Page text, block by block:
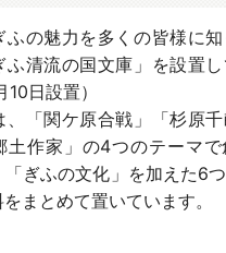
ふの魅力を多くの皆様に
ふ清流の国文庫」を設置
日設置）
、「関ケ原合戦」「杉原
土作家」の4つのテーマで
「ぎふの文化」を加えた6
まとめて置いています。